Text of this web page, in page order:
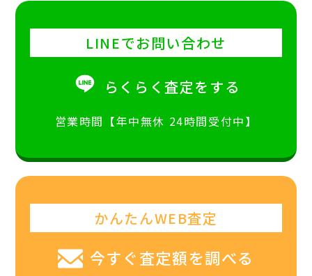
LINEでお問い合わせ
らくらく査定をする
営業時間【年中無休 24時間受付中】
かんたんWEB査定
今すぐ査定額を調べる